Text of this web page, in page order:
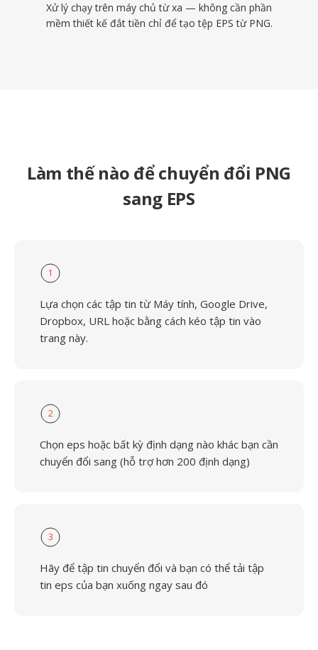
Xử lý chạy trên máy chủ từ xa — không cần phần
mềm thiết kế đắt tiền chỉ để tạo tệp EPS từ PNG.
Làm thế nào để chuyển đổi PNG
sang EPS
1
Lựa chọn các tập tin từ Máy tính, Google Drive,
Dropbox, URL hoặc bằng cách kéo tập tin vào
trang này.
2
Chọn eps hoặc bất kỳ định dạng nào khác bạn cần
chuyển đổi sang (hỗ trợ hơn 200 định dạng)
3
Hãy để tập tin chuyển đổi và bạn có thể tải tập
tin eps của bạn xuống ngay sau đó